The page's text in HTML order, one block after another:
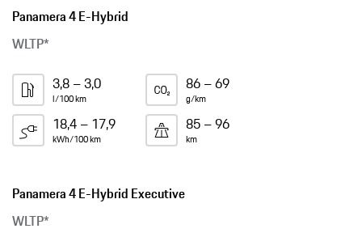
Panamera 4 E-Hybrid
WLTP*
3,8 – 3,0
l/100 km
86 – 69
g/km
18,4 – 17,9
kWh/100 km
85 – 96
km
Panamera 4 E-Hybrid Executive
WLTP*